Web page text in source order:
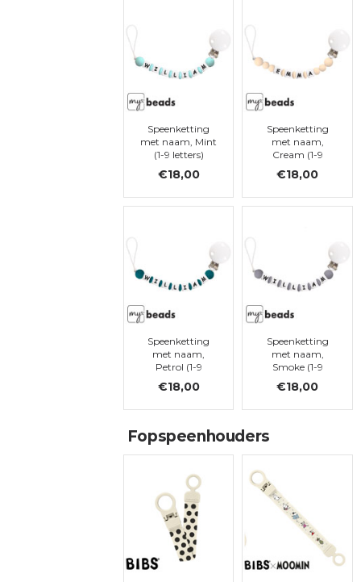
Speenketting
met naam, Mint
(1-9 letters)
€18,00
Speenketting
met naam,
Cream (1-9
€18,00
Speenketting
met naam,
Petrol (1-9
€18,00
Speenketting
met naam,
Smoke (1-9
€18,00
Fopspeenhouders